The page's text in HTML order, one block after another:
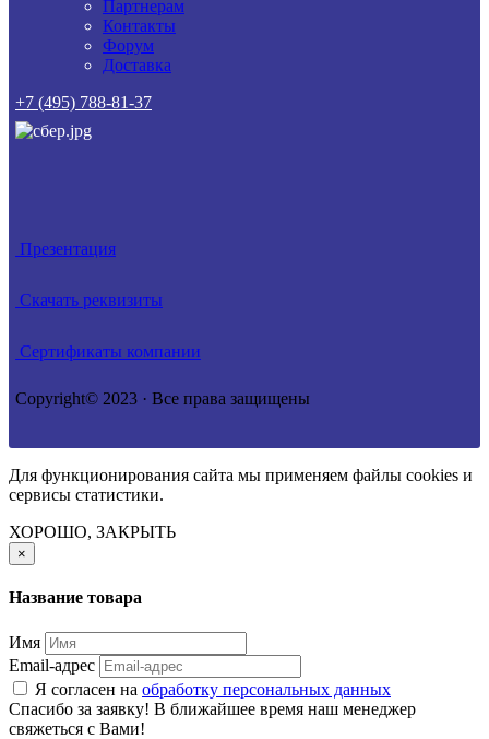
Партнерам
Контакты
Форум
Доставка
+7 (495) 788-81-37
Презентация
Скачать реквизиты
Сертификаты компании
Copyright© 2023 · Все права защищены
Для функционирования сайта мы применяем файлы cookies и
сервисы статистики.
ХОРОШО, ЗАКРЫТЬ
×
Название товара
Имя
Email-адрес
Я согласен на обработку персональных данных
Спасибо за заявку! В ближайшее время наш менеджер
свяжеться с Вами!